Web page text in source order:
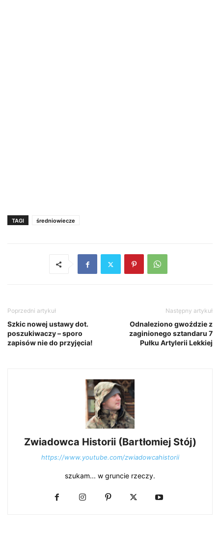
TAGI średniowiecze
Poprzedni artykuł
Szkic nowej ustawy dot.
poszukiwaczy – sporo
zapisów nie do przyjęcia!
Następny artykuł
Odnaleziono gwoździe z
zaginionego sztandaru 7
Pułku Artylerii Lekkiej
Zwiadowca Historii (Bartłomiej Stój)
https://www.youtube.com/zwiadowcahistorii
szukam... w gruncie rzeczy.